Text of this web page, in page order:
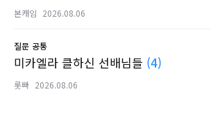
본캐임 2026.08.06
질문 공통
미카엘라 클하신 선배님들 (4)
롯빠 2026.08.06